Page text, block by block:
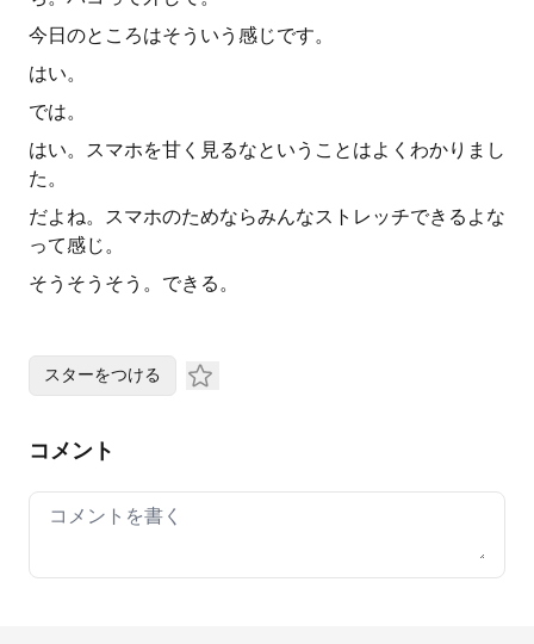
今日のところはそういう感じです。
はい。
では。
はい。スマホを甘く見るなということはよくわかりまし
た。
だよね。スマホのためならみんなストレッチできるよな
って感じ。
そうそうそう。できる。
スターをつける
コメント
Your comment